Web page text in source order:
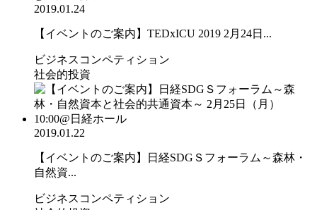
2019.01.24
【イベントのご案内】TEDxICU 2019 2月24日...
ビジネスコンペティション
社会的投資
2019.01.22
【イベントのご案内】日経SDGＳフォーラム～森林・
自然資...
ビジネスコンペティション